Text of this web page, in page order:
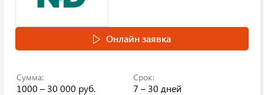
Онлайн заявка
Сумма:
1000 – 30 000 руб.
Срок:
7 – 30 дней